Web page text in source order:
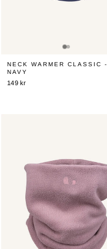
NECK WARMER CLASSIC -
NAVY
149 kr